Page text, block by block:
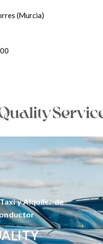
(Murcia)
y Alquiler de